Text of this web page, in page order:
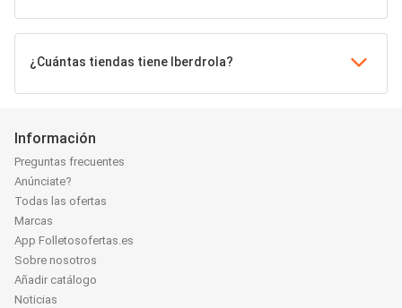
¿Cuántas tiendas tiene Iberdrola?
Información
Preguntas frecuentes
Anúnciate?
Todas las ofertas
Marcas
App Folletosofertas.es
Sobre nosotros
Añadir catálogo
Noticias